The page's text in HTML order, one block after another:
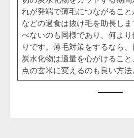
れが発端で薄毛につながるこ
などの過食は抜け毛を助長し
べないのも同様であり、何よ
りです。薄毛対策をするなら
炭水化物は適量を心がけるこ
点の玄米に変えるのも良い方法